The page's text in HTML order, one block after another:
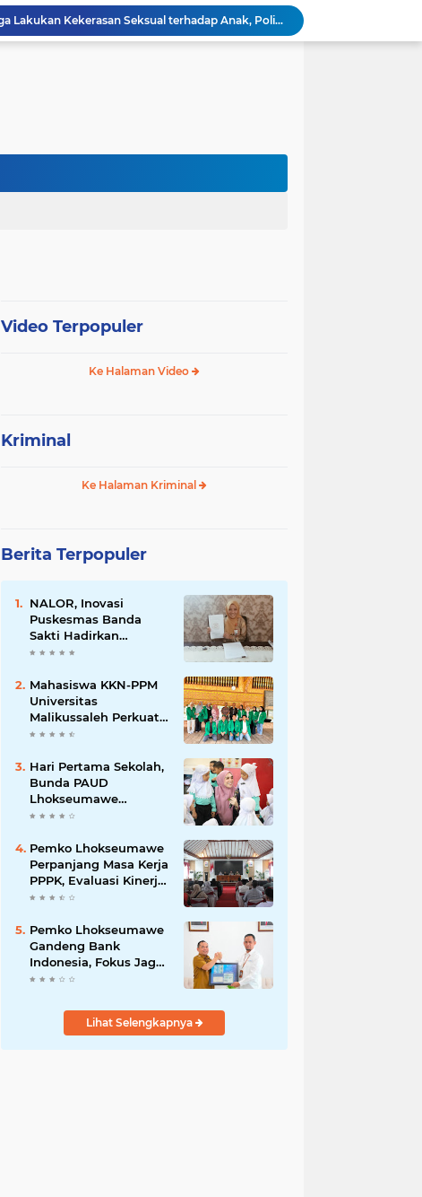
Ayah Kandung Diduga Lakukan Kekerasan Seksual terhadap Anak, Polisi Terus Dalami Kasus
Brimob Batalyon B Pelopor Ajak Warga Pasang Bendera Merah Putih Semarakkan HUT Kemerdekaan RI Ke-81
Revitalisasi RSU Cut Meutia Menguat, Lhokseumawe Siap Terima Pengalihan Kepemilikan
Video Terpopuler
Ke Halaman Video
Kriminal
Ke Halaman Kriminal
Berita Terpopuler
NALOR, Inovasi
Puskesmas Banda
Sakti Hadirkan
Layanan Kesehatan
Lorong Warga
Mahasiswa KKN-PPM
Universitas
Malikussaleh Perkuat
UMKM Gampong
Program
Pemberdayaan
Ekonomi
Hari Pertama Sekolah,
Bunda PAUD
Lhokseumawe
Tanamkan Pola Hidup
Anak
Pemko Lhokseumawe
Perpanjang Masa Kerja
PPPK, Evaluasi Kinerja
Digelar Selama Tiga
Pemko Lhokseumawe
Gandeng Bank
Indonesia, Fokus Jaga
Inflasi dan Perkuat
Lihat Selengkapnya